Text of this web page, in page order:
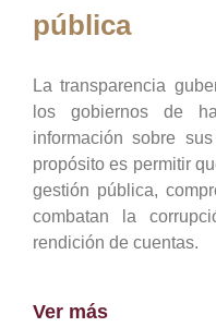
pública
La transparencia
los gobiernos de
información sobre
propósito es permitir
gestión pública,
combatan la
rendición de cuentas.
Ver más